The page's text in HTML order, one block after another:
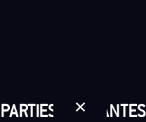
PARTIES PRENANTES
×